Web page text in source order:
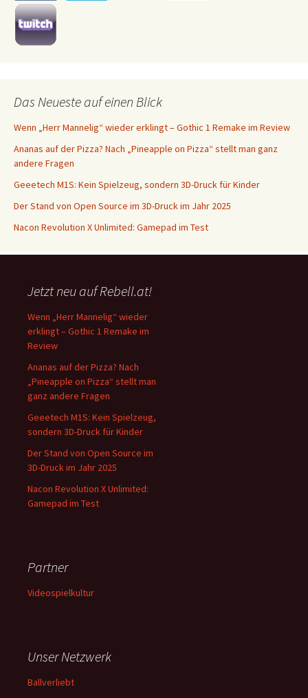
Das Neueste auf einen Blick
Wenn „Herr Mannelig“ wieder erklingt – Gothic 1 Remake im Review
Ananas auf der Pizza? Nach „Pineapple on Pizza“ stellt man ganz
andere Fragen
Geeetech M1S: Kein Spielzeug, sondern 3D-Druck für Kinder
Der Stand von Open Source im 3D-Druck im Jahr 2025
Nacon Revolution X Unlimited: Gamepad im Test
Jetzt neu auf Rebell.at!
Wenn „Herr Mannelig“ wieder
erklingt – Gothic 1 Remake im
Review
Ananas auf der Pizza? Nach
„Pineapple on Pizza“ stellt man
ganz andere Fragen
Geeetech M1S: Kein Spielzeug,
sondern 3D-Druck für Kinder
Der Stand von Open Source im
3D-Druck im Jahr 2025
Nacon Revolution X Unlimited:
Gamepad im Test
Partner
Videospielkultur
Unser Netzwerk
Ballverliebt